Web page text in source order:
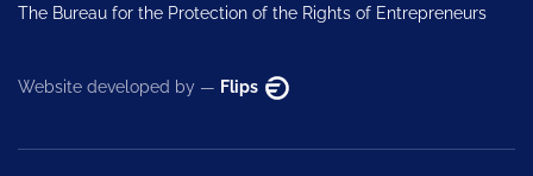
The Bureau for the Protection of the Rights of Entrepreneurs
Website developed by — Flips